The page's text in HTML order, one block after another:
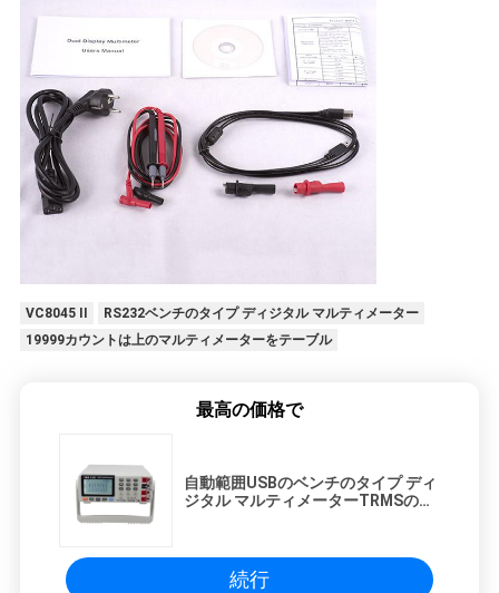
VC8045 II
RS232ベンチのタイプ ディジタル マルティメーター
19999カウントは上のマルティメーターをテーブル
最高の価格で
自動範囲USBのベンチのタイプ ディ
ジタル マルティメーターTRMSの頻
続行